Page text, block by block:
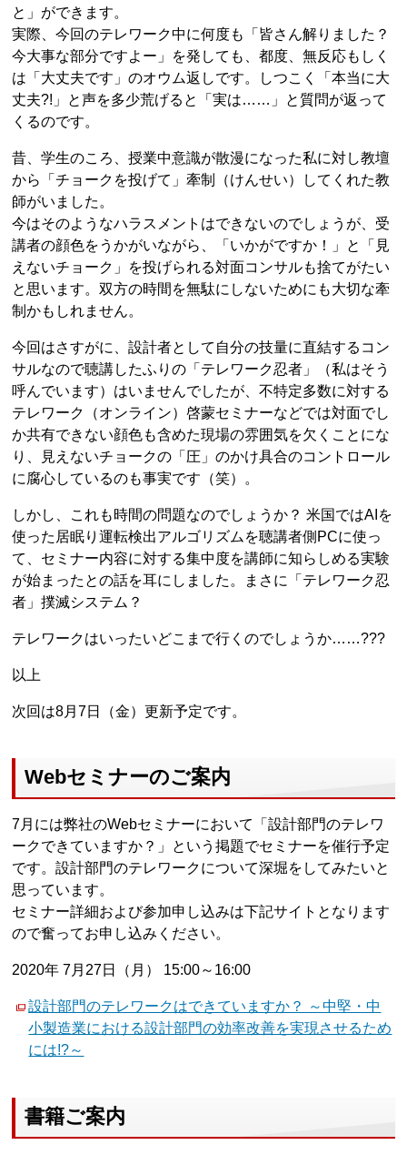
と」ができます。
実際、今回のテレワーク中に何度も「皆さん解りました？
今大事な部分ですよー」を発しても、都度、無反応もしく
は「大丈夫です」のオウム返しです。しつこく「本当に大
丈夫?!」と声を多少荒げると「実は……」と質問が返って
くるのです。
昔、学生のころ、授業中意識が散漫になった私に対し教壇
から「チョークを投げて」牽制（けんせい）してくれた教
師がいました。
今はそのようなハラスメントはできないのでしょうが、受
講者の顔色をうかがいながら、「いかがですか！」と「見
えないチョーク」を投げられる対面コンサルも捨てがたい
と思います。双方の時間を無駄にしないためにも大切な牽
制かもしれません。
今回はさすがに、設計者として自分の技量に直結するコン
サルなので聴講したふりの「テレワーク忍者」（私はそう
呼んでいます）はいませんでしたが、不特定多数に対する
テレワーク（オンライン）啓蒙セミナーなどでは対面でし
か共有できない顔色も含めた現場の雰囲気を欠くことにな
り、見えないチョークの「圧」のかけ具合のコントロール
に腐心しているのも事実です（笑）。
しかし、これも時間の問題なのでしょうか？ 米国ではAIを
使った居眠り運転検出アルゴリズムを聴講者側PCに使っ
て、セミナー内容に対する集中度を講師に知らしめる実験
が始まったとの話を耳にしました。まさに「テレワーク忍
者」撲滅システム？
テレワークはいったいどこまで行くのでしょうか……???
以上
次回は8月7日（金）更新予定です。
Webセミナーのご案内
7月には弊社のWebセミナーにおいて「設計部門のテレワ
ークできていますか？」という掲題でセミナーを催行予定
です。設計部門のテレワークについて深堀をしてみたいと
思っています。
セミナー詳細および参加申し込みは下記サイトとなります
ので奮ってお申し込みください。
2020年 7月27日（月） 15:00～16:00
設計部門のテレワークはできていますか？ ～中堅・中
小製造業における設計部門の効率改善を実現させるため
には!?～
書籍ご案内